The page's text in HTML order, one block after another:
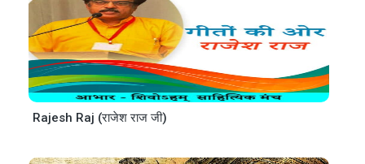
Rajesh Raj (राजेश राज जी)